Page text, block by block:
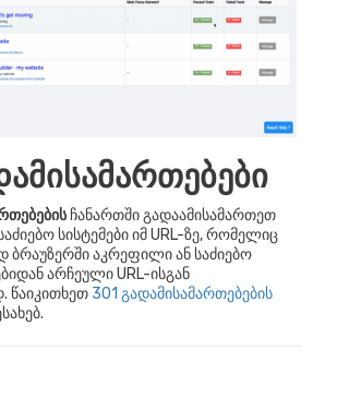
ჩანართში გადაამისამართეთ
სისტემები იმ URL-ზე, რომელიც
აკრეფილი ან საძიებო
არჩეული URL-ისგან
წაიკითხეთ 301 გადამისამართებების